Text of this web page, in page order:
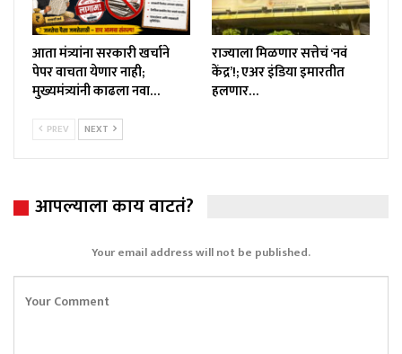
आता मंत्र्यांना सरकारी खर्चाने
पेपर वाचता येणार नाही;
मुख्यमंत्र्यांनी काढला नवा…
राज्याला मिळणार सत्तेचं ‘नवं
केंद्र’!; एअर इंडिया इमारतीत
हलणार…
PREV NEXT
आपल्याला काय वाटतं?
Your email address will not be published.